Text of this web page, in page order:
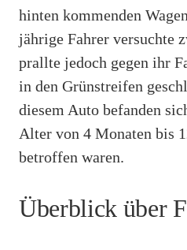
hinten kommenden
jährige Fahrer versuchte
prallte jedoch gegen ihr
in den Grünstreifen
diesem Auto befanden
Alter von 4 Monaten bis
betroffen waren.
Überblick über